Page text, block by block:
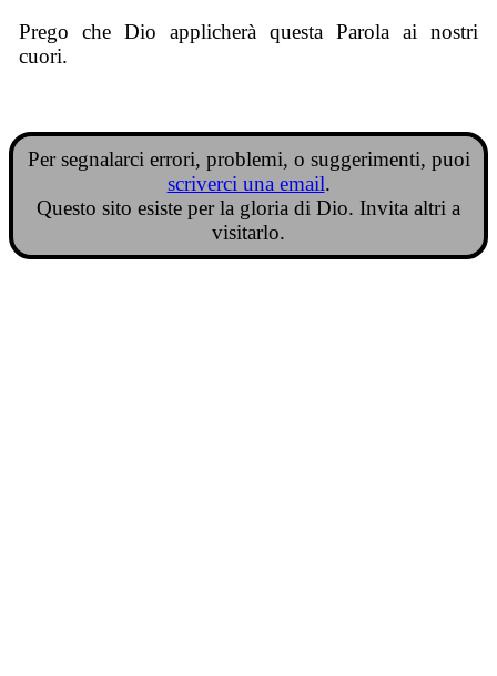
Prego che Dio applicherà questa Parola ai nostri
cuori.
Per segnalarci errori, problemi, o suggerimenti, puoi
scriverci una email.
Questo sito esiste per la gloria di Dio. Invita altri a
visitarlo.